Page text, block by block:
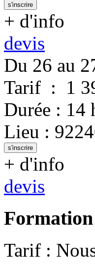
s'inscrire
+ d'info
devis
Du 26 au
Tarif : 1
Durée : 14
Lieu :
s'inscrire
+ d'info
devis
Tarif :